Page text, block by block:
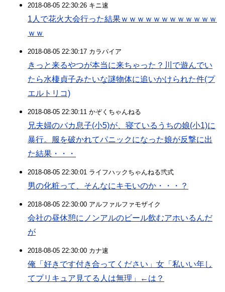
2018-08-05 22:30:26 キニ速
1人で花火大会行った結果ｗｗｗｗｗｗｗｗｗｗｗｗ
ｗｗ
2018-08-05 22:30:17 カラパイア
きっと来るやつが本当に来ちゃった？川で遊んでい
たら水棲貞子みたいな謎物体に追いかけられた件(プ
エルトリコ)
2018-08-05 22:30:11 かぞくちゃんねる
兄夫婦のバカ息子(小5)が、寝ているうちの娘(小1)に
暴行。服を破かれてパニックになった娘が反撃に出
た結果・・・
2018-08-05 22:30:01 ライフハックちゃんねる弐式
男の化粧って、そんなにキモいのか・・・？
2018-08-05 22:30:00 アルファルファモザイク
会社の昼休憩にノンアルのビール飲むアホいるんだ
が
2018-08-05 22:30:00 カナ速
俺「好きです付き合ってください」女「私いい年し
てプリキュア見てる人は無理」←は？